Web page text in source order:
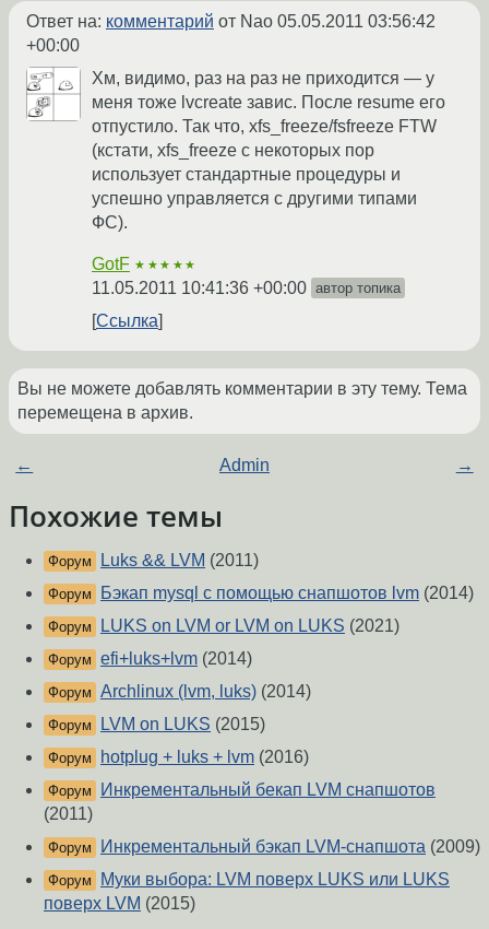
Ответ на: комментарий от Nao 05.05.2011 03:56:42
+00:00
Хм, видимо, раз на раз не приходится — у
меня тоже lvcreate завис. После resume его
отпустило. Так что, xfs_freeze/fsfreeze FTW
(кстати, xfs_freeze с некоторых пор
использует стандартные процедуры и
успешно управляется с другими типами
ФС).
GotF ★★★★★
11.05.2011 10:41:36 +00:00 автор топика
Ссылка
Вы не можете добавлять комментарии в эту тему. Тема
перемещена в архив.
← Admin →
Похожие темы
Форум Luks && LVM (2011)
Форум Бэкап mysql с помощью снапшотов lvm (2014)
Форум LUKS on LVM or LVM on LUKS (2021)
Форум efi+luks+lvm (2014)
Форум Archlinux (lvm, luks) (2014)
Форум LVM on LUKS (2015)
Форум hotplug + luks + lvm (2016)
Форум
Инкрементальный бекап LVM снапшотов
(2011)
Форум Инкрементальный бэкап LVM-снапшота (2009)
Форум
Муки выбора: LVM поверх LUKS или LUKS
поверх LVM (2015)